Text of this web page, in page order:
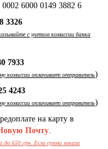
6000 0149 3882 6
3326
с учетом комиссии банка
7933
комиссии оплачивает отправитель)
4243
комиссии оплачивает отправитель)
на карту в
Почту.
до 650 грн. Если сумма заказа